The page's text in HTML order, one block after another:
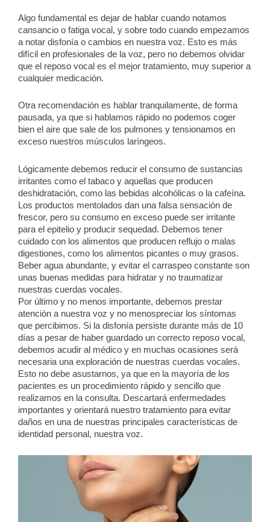
Algo fundamental es dejar de hablar cuando notamos
cansancio o fatiga vocal, y sobre todo cuando empezamos
a notar disfonía o cambios en nuestra voz. Esto es más
difícil en profesionales de la voz, pero no debemos olvidar
que el reposo vocal es el mejor tratamiento, muy superior a
cualquier medicación.
Otra recomendación es hablar tranquilamente, de forma
pausada, ya que si hablamos rápido no podemos coger
bien el aire que sale de los pulmones y tensionamos en
exceso nuestros músculos laríngeos.
Lógicamente debemos reducir el consumo de sustancias
irritantes como el tabaco y aquellas que producen
deshidratación, como las bebidas alcohólicas o la cafeína.
Los productos mentolados dan una falsa sensación de
frescor, pero su consumo en exceso puede ser irritante
para el epitelio y producir sequedad. Debemos tener
cuidado con los alimentos que producen reflujo o malas
digestiones, como los alimentos picantes o muy grasos.
Beber agua abundante, y evitar el carraspeo constante son
unas buenas medidas para hidratar y no traumatizar
nuestras cuerdas vocales.
Por último y no menos importante, debemos prestar
atención a nuestra voz y no menospreciar los síntomas
que percibimos. Si la disfonía persiste durante más de 10
días a pesar de haber guardado un correcto reposo vocal,
debemos acudir al médico y en muchas ocasiones será
necesaria una exploración de nuestras cuerdas vocales.
Esto no debe asustarnos, ya que en la mayoría de los
pacientes es un procedimiento rápido y sencillo que
realizamos en la consulta. Descartará enfermedades
importantes y orientará nuestro tratamiento para evitar
daños en una de nuestras principales características de
identidad personal, nuestra voz.